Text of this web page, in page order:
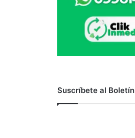
Suscríbete al Boletín